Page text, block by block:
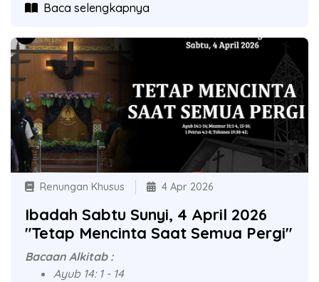
Baca selengkapnya
Renungan Khusus 4 Apr 2026
Ibadah Sabtu Sunyi, 4 April 2026
"Tetap Mencinta Saat Semua Pergi"
Bacaan Alkitab :
Ayub 14: 1 - 14